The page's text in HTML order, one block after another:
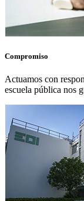
Compromiso
Actuamos con
escuela pública nos